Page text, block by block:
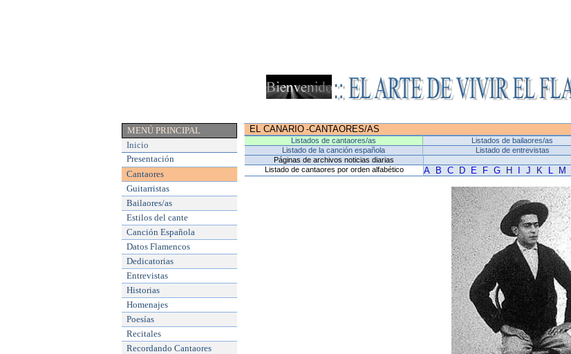
MENÚ PRINCIPAL
Inicio
Presentación
Cantaores
Guitarristas
Bailaores/as
Estilos del cante
Canción Española
Datos Flamencos
Dedicatorias
Entrevistas
Historias
Homenajes
Poesías
Recitales
Recordando Cantaores
EL CANARIO -CANTAORES/AS
Listados de cantaores/as Listados de bailaores/as
Listado de la canción española
Listado de entrevistas
Páginas de archivos noticias diarias
Listado de cantaores por orden alfabético
A B C D E F G H J K L M